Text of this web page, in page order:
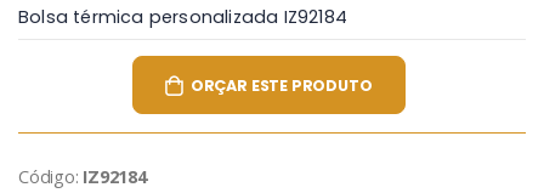
Bolsa térmica personalizada IZ92184
ORÇAR ESTE PRODUTO
Código: IZ92184